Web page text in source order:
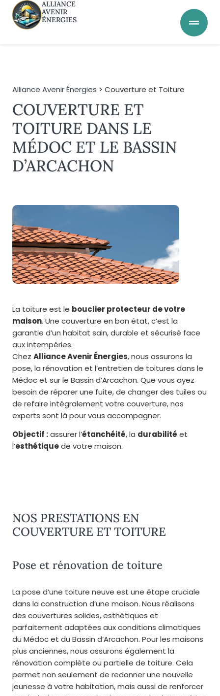
ALLIANCE
AVENIR
ÉNERGIES
Alliance Avenir Énergies > Couverture et Toiture
COUVERTURE ET
TOITURE DANS LE
MÉDOC ET LE BASSIN
D’ARCACHON
La toiture est le bouclier protecteur de votre
maison. Une couverture en bon état, c’est la
garantie d’un habitat sain, durable et sécurisé face
aux intempéries.
Chez Alliance Avenir Énergies, nous assurons la
pose, la rénovation et l’entretien de toitures dans le
Médoc et sur le Bassin d’Arcachon. Que vous ayez
besoin de réparer une fuite, de changer des tuiles ou
de refaire intégralement votre couverture, nos
experts sont là pour vous accompagner.
Objectif :assurer l’étanchéité, la durabilité et
l’esthétiquede votre maison.
NOS PRESTATIONS EN
COUVERTURE ET TOITURE
Pose et rénovation de toiture
La pose d’une toiture neuve est une étape cruciale
dans la construction d’une maison. Nous réalisons
des couvertures solides, esthétiques et
parfaitement adaptées aux conditions climatiques
du Médoc et du Bassin d’Arcachon. Pour les maisons
plus anciennes, nous assurons également la
rénovation complète ou partielle de toiture. Cela
permet non seulement de redonner une nouvelle
jeunesse à votre habitation, mais aussi de renforcer